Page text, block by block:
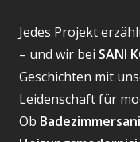
Jedes Projekt
– und wir bei SANI
Geschichten mit
Leidenschaft für
Ob